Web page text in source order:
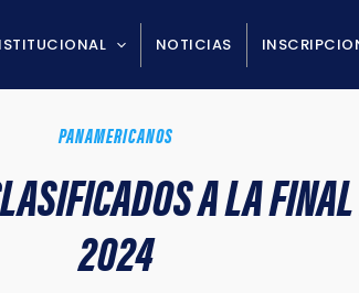
NOTICIAS
PANAMERICANOS
A LA
2024